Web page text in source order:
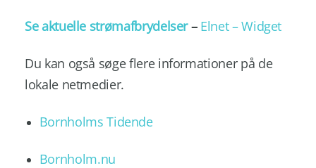
Se aktuelle strømafbrydelser– Elnet – Widget
Du kan også søge flere informationer på de
lokale netmedier.
Bornholms Tidende
Bornholm.nu